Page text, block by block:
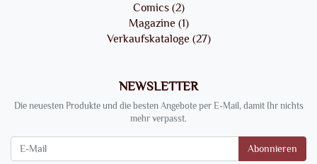
Comics (2)
Magazine (1)
Verkaufskataloge (27)
NEWSLETTER
Die neuesten Produkte und die besten Angebote per E-Mail, damit Ihr nichts
mehr verpasst.
Abonnieren